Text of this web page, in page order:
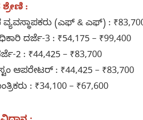
:
(ಎಫ್ & ಎಫ್) : ₹83,700
ದರ್ಜೆ-3 : ₹54,175 – ₹99,400
2 : ₹44,425 – ₹83,700
ಆಪರೇಟರ್ : ₹44,425 – ₹83,700
: ₹34,100 – ₹67,600